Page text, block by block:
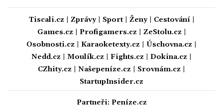
Tiscali.cz Zprávy| Sport| Ženy| Cestování|
Games.cz
Profigamers.cz ZeStolu.cz
Osobnosti.cz
Karaoketexty.cz Úschovna.cz
Nedd.cz
Moulík.cz Fights.cz Dokina.cz
CZhity.cz
Našepeníze.cz Srovnám.cz
StartupInsider.cz
Partneři: Peníze.cz